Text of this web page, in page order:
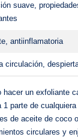
suave,
antiinflamatoria
circulación,
hacer un exfoliante
parte de
de aceite de coco
circulares y